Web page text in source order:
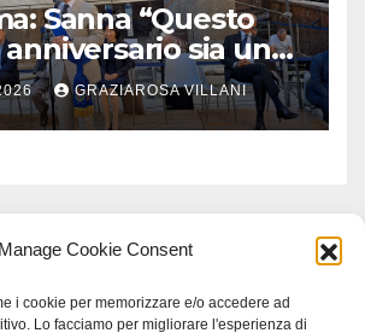
Manage Cookie Consent
i cookie per memorizzare e/o accedere ad
Lo facciamo per migliorare l'esperienza di
Sanna “Questo
anniversario sia un
tutti”
GRAZIAROSA VILLANI